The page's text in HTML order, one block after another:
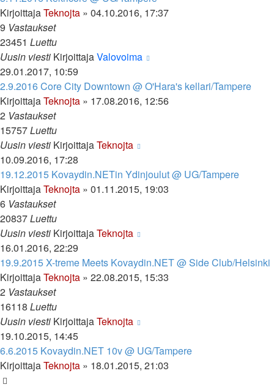
KirjoittajaTeknojta » 04.10.2016, 17:37
9 Vastaukset
23451 Luettu
Uusin viesti KirjoittajaValovoima
29.01.2017, 10:59
2.9.2016 Core City Downtown @ O'Hara's kellari/Tampere
KirjoittajaTeknojta » 17.08.2016, 12:56
2 Vastaukset
15757Luettu
Uusin viesti KirjoittajaTeknojta
10.09.2016, 17:28
19.12.2015 Kovaydin.NETin Ydinjoulut @ UG/Tampere
KirjoittajaTeknojta » 01.11.2015, 19:03
6 Vastaukset
20837Luettu
Uusin viesti KirjoittajaTeknojta
16.01.2016, 22:29
19.9.2015 X-treme Meets Kovaydin.NET @ Side Club/Helsinki
KirjoittajaTeknojta » 22.08.2015, 15:33
2 Vastaukset
16118 Luettu
Uusin viesti KirjoittajaTeknojta
19.10.2015, 14:45
6.6.2015 Kovaydin.NET 10v @ UG/Tampere
KirjoittajaTeknojta » 18.01.2015, 21:03